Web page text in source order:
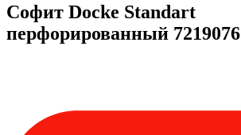
Софит Docke Standart
перфорированный 7219076